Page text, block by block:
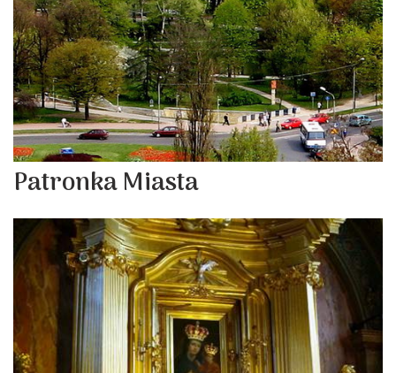
Patronka Miasta